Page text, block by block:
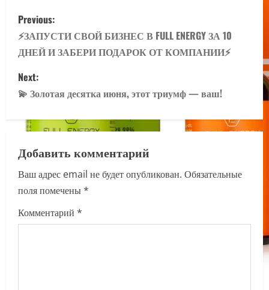
P
o
s
t
n
a
v
i
g
Previous:
⚡️ЗАПУСТИ СВОЙ БИЗНЕС В FULL ENERGY ЗА 10
ДНЕЙ И ЗАБЕРИ ПОДАРОК ОТ КОМПАНИИ⚡️
Next:
💫 Золотая десятка июня, этот триумф — ваш!
Добавить комментарий
Ваш адрес email не будет опубликован. Обязательные
поля помечены*
Комментарий *